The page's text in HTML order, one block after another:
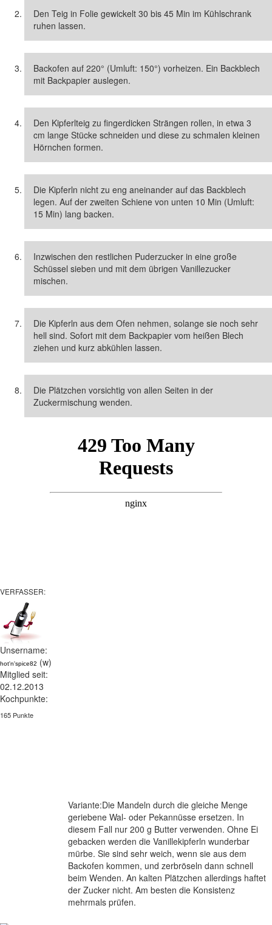
Den Teig in Folie gewickelt 30 bis 45 Min im Kühlschrank
ruhen lassen.
Backofen auf 220° (Umluft: 150°) vorheizen. Ein Backblech
mit Backpapier auslegen.
Den Kipferlteig zu fingerdicken Strängen rollen, in etwa 3
cm lange Stücke schneiden und diese zu schmalen kleinen
Hörnchen formen.
Die Kipferln nicht zu eng aneinander auf das Backblech
legen. Auf der zweiten Schiene von unten 10 Min (Umluft:
15 Min) lang backen.
Inzwischen den restlichen Puderzucker in eine große
Schüssel sieben und mit dem übrigen Vanillezucker
mischen.
Die Kipferln aus dem Ofen nehmen, solange sie noch sehr
hell sind. Sofort mit dem Backpapier vom heißen Blech
ziehen und kurz abkühlen lassen.
Die Plätzchen vorsichtig von allen Seiten in der
Zuckermischung wenden.
VERFASSER:
Unsername:
hot'n'spice82 (w)
Mitglied seit:
02.12.2013
Kochpunkte:
165 Punkte
Variante:Die Mandeln durch die gleiche Menge
geriebene Wal- oder Pekannüsse ersetzen. In
diesem Fall nur 200 g Butter verwenden. Ohne Ei
gebacken werden die Vanillekipferln wunderbar
mürbe. Sie sind sehr weich, wenn sie aus dem
Backofen kommen, und zerbröseln dann schnell
beim Wenden. An kalten Plätzchen allerdings haftet
der Zucker nicht. Am besten die Konsistenz
mehrmals prüfen.